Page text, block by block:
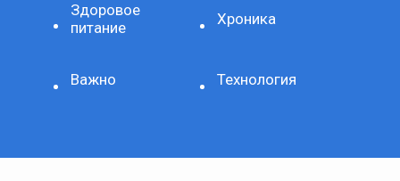
Здоровое
питание
Хроника
Важно Технология